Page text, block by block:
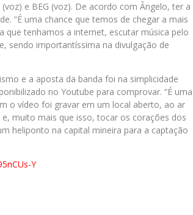
e BEG (voz). De acordo com Ângelo, ter a
“É uma chance que temos de chegar a mais
que tenhamos a internet, escutar música pelo
sendo importantíssima na divulgação de
e a aposta da banda foi na simplicidade
no Youtube para comprovar. “É uma
o vídeo foi gravar em um local aberto, ao ar
muito mais que isso, tocar os corações dos
heliponto na capital mineira para a captação
Y